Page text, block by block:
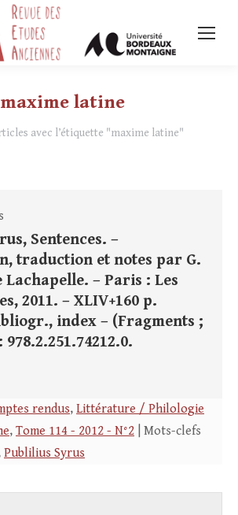
maxime latine
: avec l’étiquette "maxime latine"
Sentences. –
traduction et notes par G.
Lachapelle. – Paris : Les
2011. – XLIV+160 p.
index – (Fragments ;
978.2.251.74212.0.
rendus, Littérature / Philologie
, Tome 114 - 2012 - N°2 | Mots-clefs
Publilius Syrus